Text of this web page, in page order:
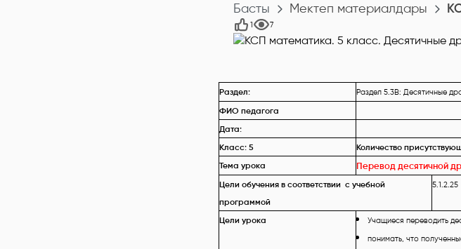
Басты Мектеп материалдары
1 7
Раздел: Раздел 5.3В: Десятичные
ФИО педагога
Дата:
Класс: 5
Количество
Тема урока
Перевод десятичной
Цели обучения в соответствии с учебной
программой
Цели урока
Учащиеся переводить
понимать, что